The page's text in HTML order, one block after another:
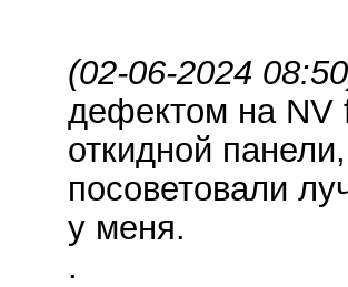
(02-06-2024
дефектом на NV
откидной
посоветовали
у меня.
.